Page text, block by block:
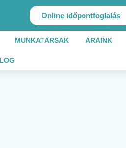
Online időpontfoglalás
MUNKATÁRSAK ÁRAINK